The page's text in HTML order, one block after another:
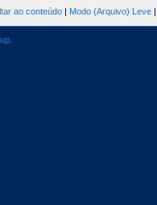
ao conteúdo | Modo (Arquivo) Leve